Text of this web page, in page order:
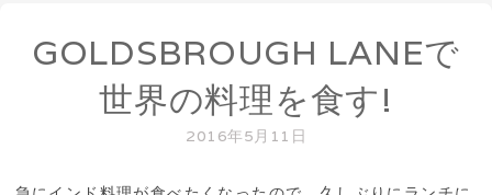
GOLDSBROUGH LANEで
世界の料理を食す!
2016年5月11日